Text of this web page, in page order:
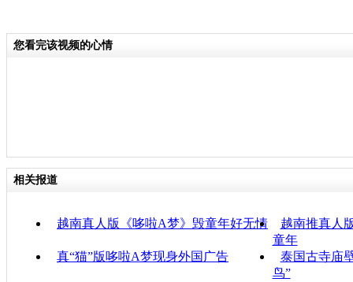
您看完该视频的心情
相关报道
越南真人版《哆啦A梦》毁童年好无情
越南推真人
童年
真“猫”版哆啦A梦现身外国广告
泰国古寺庙
鸟”